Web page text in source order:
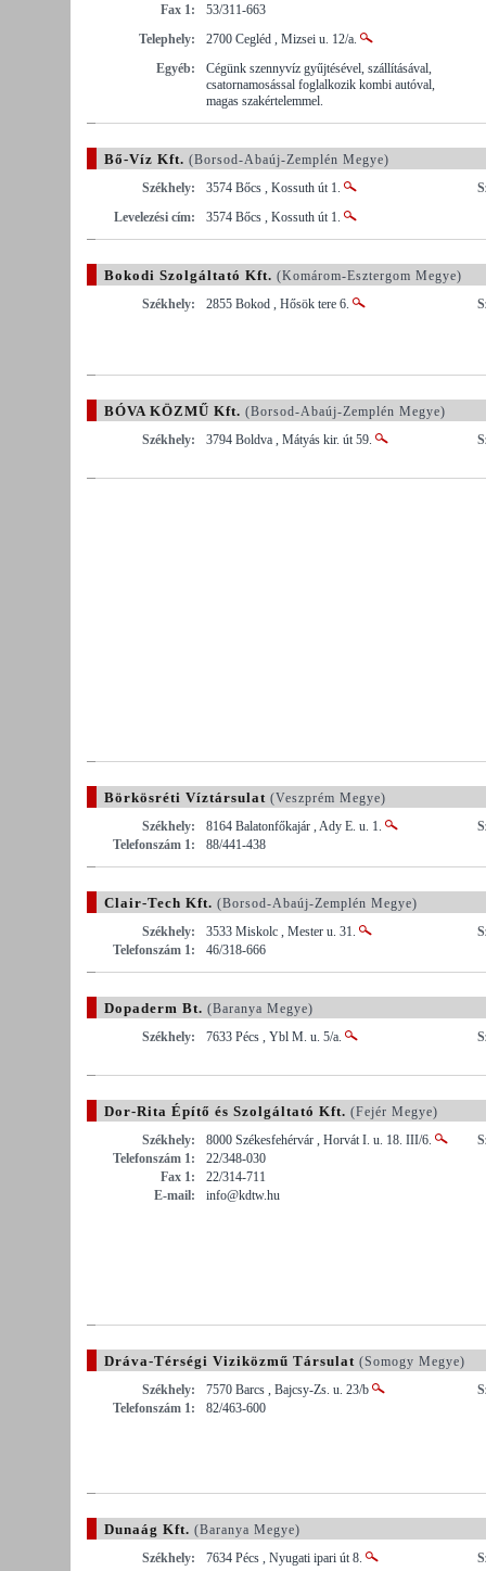
Fax 1:
53/311-663
Telephely:
2700 Cegléd , Mizsei u. 12/a.
Egyéb:
Cégünk szennyvíz gyűjtésével, szállításával,
csatornamosással foglalkozik kombi autóval,
magas szakértelemmel.
Bő-Víz Kft. (Borsod-Abaúj-Zemplén Megye)
Székhely:
3574 Bőcs , Kossuth út 1.
Levelezési cím:
3574 Bőcs , Kossuth út 1.
Bokodi Szolgáltató Kft. (Komárom-Esztergom Megye)
Székhely:
2855 Bokod , Hősök tere 6.
BÓVA KÖZMŰ Kft. (Borsod-Abaúj-Zemplén Megye)
Székhely:
3794 Boldva , Mátyás kir. út 59.
Börkösréti Víztársulat (Veszprém Megye)
Székhely:
8164 Balatonfőkajár , Ady E. u. 1.
Telefonszám 1:
88/441-438
Clair-Tech Kft. (Borsod-Abaúj-Zemplén Megye)
Székhely:
3533 Miskolc , Mester u. 31.
Telefonszám 1:
46/318-666
Dopaderm Bt. (Baranya Megye)
Székhely:
7633 Pécs , Ybl M. u. 5/a.
Dor-Rita Építő és Szolgáltató Kft. (Fejér Megye)
Székhely:
8000 Székesfehérvár , Horvát I. u. 18. III/6.
Telefonszám 1:
22/348-030
Fax 1:
22/314-711
E-mail:
info@kdtw.hu
Dráva-Térségi Viziközmű Társulat (Somogy Megye)
Székhely:
7570 Barcs , Bajcsy-Zs. u. 23/b
Telefonszám 1:
82/463-600
Dunaág Kft. (Baranya Megye)
Székhely:
7634 Pécs , Nyugati ipari út 8.